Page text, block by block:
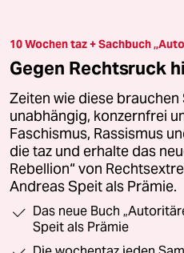
10 Wochen taz + Sachbuch
Gegen Rechtsruck
Zeiten wie diese brauchen
unabhängig, konzernfrei
Faschismus, Rassismus
die taz und erhalte das
Rebellion“ von
Andreas Speit als Prämie.
Das neue Buch
Speit als Prämie